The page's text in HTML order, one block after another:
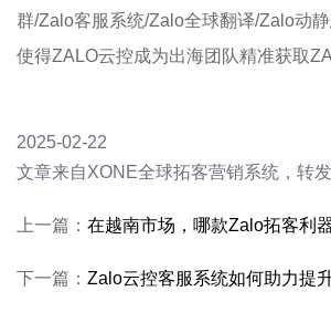
群/Zalo客服系统/Zalo全球翻译/Zalo动
使得ZALO云控成为出海团队精准获取
2025-02-22
文章来自XONE全球拓客营销系统，转发
上一篇： 在越南市场，哪款Zalo拓客利
下一篇： Zalo云控客服系统如何助力提